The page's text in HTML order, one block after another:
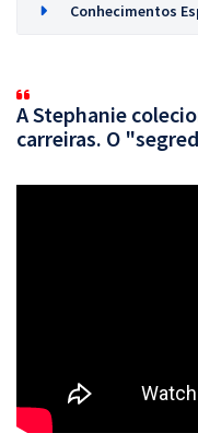
Conhecimentos
A Stephanie
carreiras. O